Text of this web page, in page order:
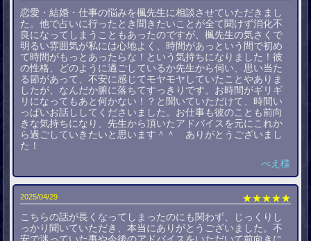
恋愛・結婚・仕事の悩みを楓先生に相談させていただきまし
た。他で占いに行ったとき聞きたいことが全て聞けず消化不
良になってしまうこともあったのですが、楓先生の気さくで
明るい雰囲気が私には心地よく、時間があっという間で初め
て時間がもっとあったらな！という気持ちになりました！彼
の性格、どのように過ごしているか先生から伺い、思い当た
る節があって、不安に感じてモヤモヤしていたことやありま
したが、なんだか腑に落ちてすっきりです。お時間がギリギ
リになってもあと何かない！？と聞いていただけて、時間い
っぱいお話ししてくださいました。お仕事も彼のことも前向
きな気持ちになり、先生から頂いたアドバイスを元にこれか
ら過ごしていきたいと思います＾＾ ありがとうございまし
た！
べえ様
2025/04/29
★★★★★
こちらの話が長くなってしまったのにも関わず、じっくりし
っかり聞いていただき、本当にありがとうございました。不